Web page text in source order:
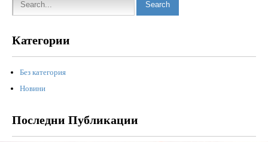
Категории
Без категория
Новини
Последни Публикации